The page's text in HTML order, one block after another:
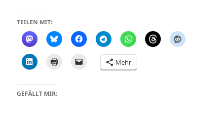
TEILEN MIT:
Mehr
GEFÄLLT MIR: